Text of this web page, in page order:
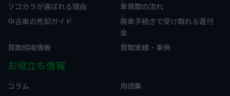
ソコカラが選ばれる理由
車買取の流れ
中古車の売却ガイド
廃車手続きで受け取れる還付
金
買取相場情報
買取実績・事例
お役立ち情報
コラム 用語集